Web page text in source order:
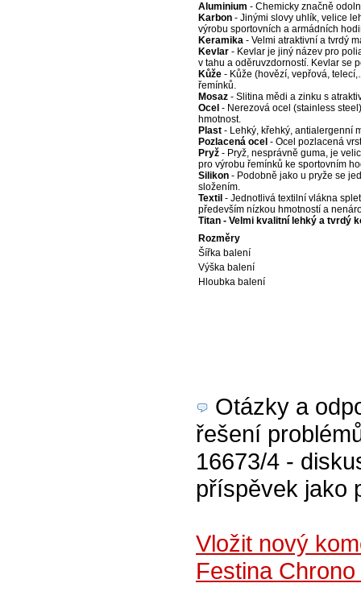
Aluminium - Chemicky značně
Karbon - Jinými slovy uhlík, velice
výrobu sportovních a armádních
Keramika - Velmi atraktivní a tvrdý
Kevlar - Kevlar je jiný název pro
v tahu a oděruvzdorností. Kevlar se
Kůže - Kůže (hovězí, vepřová,
řemínků.
Mosaz - Slitina mědi a zinku s
Ocel - Nerezová ocel (stainless
hmotnost.
Plast - Lehký, křehký, antialergenní
Pozlacená ocel - Ocel pozlacená
Pryž - Pryž, nesprávně guma, je
pro výrobu řemínků ke sportovním
Silikon - Podobně jako u pryže se
složením.
Textil - Jednotlivá textilní vlákna
především nízkou hmotností a
Titan - Velmi kvalitní lehký a tvrdý
Rozměry
Šířka balení
Výška balení
Hloubka balení
Otázky a
řešení
16673/4 -
příspěvek jako
Vložit nový
Festina